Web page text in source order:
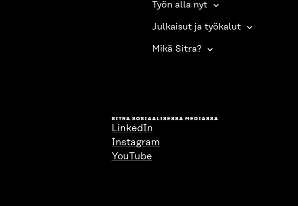
Työn alla nyt
Julkaisut ja työkalut
Mikä Sitra?
SITRA SOSIAALISESSA MEDIASSA
LinkedIn
Instagram
YouTube